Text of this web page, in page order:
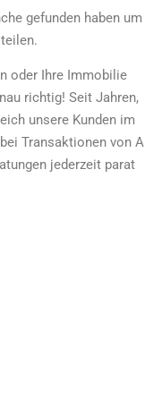
gefunden haben um
oder Ihre Immobilie
richtig! Seit Jahren,
unsere Kunden im
Transaktionen von A
jederzeit parat